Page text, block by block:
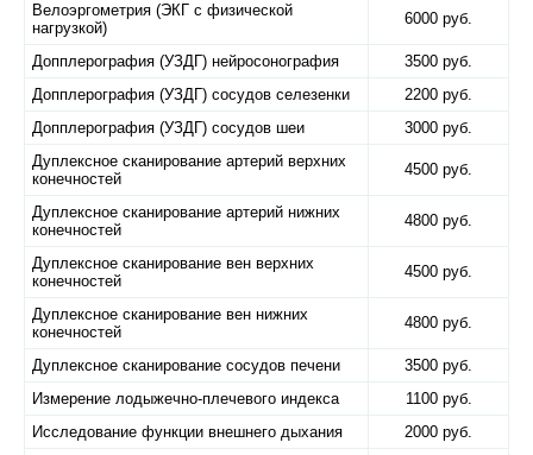
Велоэргометрия (ЭКГ с физической
нагрузкой)
6000 руб.
Допплерография (УЗДГ) нейросонография
3500 руб.
Допплерография (УЗДГ) сосудов селезенки
2200 руб.
Допплерография (УЗДГ) сосудов шеи
3000 руб.
Дуплексное сканирование артерий верхних
конечностей
4500 руб.
Дуплексное сканирование артерий нижних
конечностей
4800 руб.
Дуплексное сканирование вен верхних
конечностей
4500 руб.
Дуплексное сканирование вен нижних
конечностей
4800 руб.
Дуплексное сканирование сосудов печени
3500 руб.
Измерение лодыжечно-плечевого индекса
1100 руб.
Исследование функции внешнего дыхания
2000 руб.